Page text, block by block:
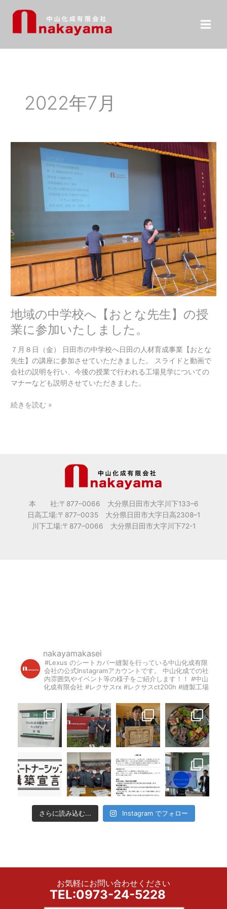
キ
2022年7月
地域の中学校へ【おとな先生】の授
業に参加いたしました。
７月８日（金） 日田市の中学校へ日田の人材育成事業【おとな
先生】の講座に参加させていただきました。 スライドと動画で
会社の説明を行い、今後の授業で行われる工場見学についての
マナーなども説明させていただきました。
と
な
先
生】
に
参
加
い
た
し
ま
た。
続きを読む »
本 社:〒877–0066 大分県日田市大字川下133–6
日高工場:〒877–0035 大分県日田市大字日高2308–1
川下工場:〒877–0066 大分県日田市大字川下72-1
nakayamakasei
#Lexus のシートカバー縫製を行っている中山化成有限
会社の公式Instagramアカウントです。
中山化成での社
内雰囲気やイベント等の様子をご紹介します！！
#中山
化成有限会社 #レクサスrx #レクサスct200h #縫製工場
さらに読み込む... Instagram でフォロー
お気軽にお問い合わせください
TEL:0973-24-5228